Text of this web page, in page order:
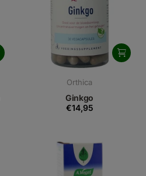
Orthica
Ginkgo
€14,95